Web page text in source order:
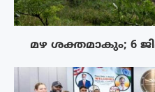
മഴ ശക്തമാകും; 6